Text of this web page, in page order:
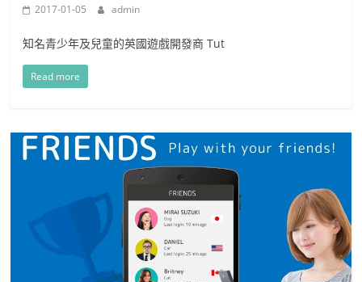
2017-01-05 admin
知名青少年及兒童的英國遊戲開發商 Tut
Read more